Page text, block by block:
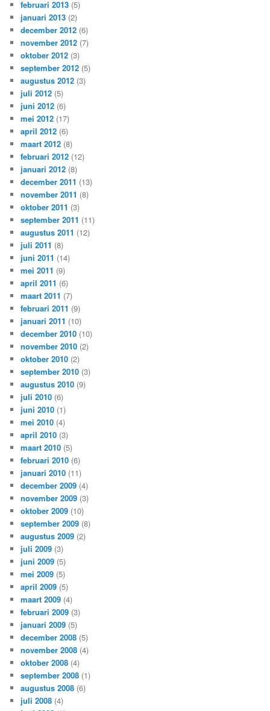
februari 2013 (5)
januari 2013 (2)
december 2012 (6)
november 2012 (7)
oktober 2012 (3)
september 2012 (5)
augustus 2012 (3)
juli 2012 (5)
juni 2012 (6)
mei 2012 (17)
april 2012 (6)
maart 2012 (8)
februari 2012 (12)
januari 2012 (8)
december 2011 (13)
november 2011 (8)
oktober 2011 (3)
september 2011 (11)
augustus 2011 (12)
juli 2011 (8)
juni 2011 (14)
mei 2011 (9)
april 2011 (6)
maart 2011 (7)
februari 2011 (9)
januari 2011 (10)
december 2010 (10)
november 2010 (2)
oktober 2010 (2)
september 2010 (3)
augustus 2010 (9)
juli 2010 (6)
juni 2010 (1)
mei 2010 (4)
april 2010 (3)
maart 2010 (5)
februari 2010 (6)
januari 2010 (11)
december 2009 (4)
november 2009 (3)
oktober 2009 (10)
september 2009 (8)
augustus 2009 (2)
juli 2009 (3)
juni 2009 (5)
mei 2009 (5)
april 2009 (5)
maart 2009 (4)
februari 2009 (3)
januari 2009 (5)
december 2008 (5)
november 2008 (4)
oktober 2008 (4)
september 2008 (1)
augustus 2008 (6)
juli 2008 (4)